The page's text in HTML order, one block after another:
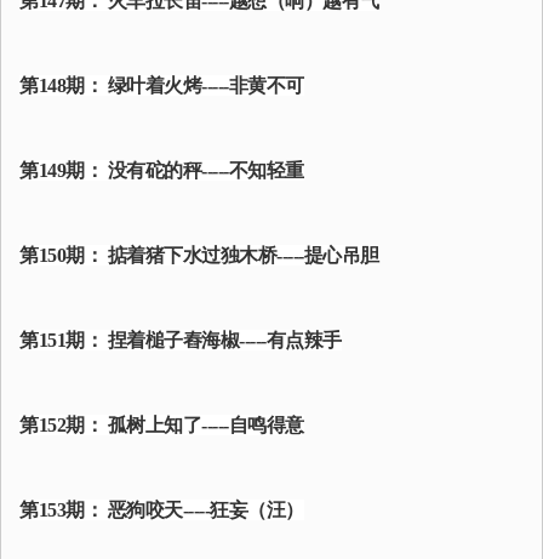
第148期： 绿叶着火烤-----非黄不可
第149期： 没有砣的秤-----不知轻重
第150期： 掂着猪下水过独木桥-----提心吊胆
第151期： 捏着槌子舂海椒-----有点辣手
第152期： 孤树上知了-----自鸣得意
第153期： 恶狗咬天-----狂妄（汪）